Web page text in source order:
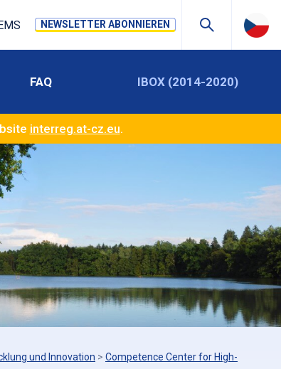
NEWSLETTER ABONNIEREN
FAQ IBOX (2014-2020)
interreg.at-cz.eu.
und Innovation > Competence Center for High-